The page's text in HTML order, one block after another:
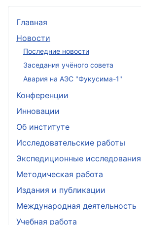
Главная
Новости
Последние новости
Заседания учёного совета
Авария на АЭС "Фукусима-1"
Конференции
Инновации
Об институте
Исследовательские работы
Экспедиционные исследования
Методическая работа
Издания и публикации
Международная деятельность
Учебная работа